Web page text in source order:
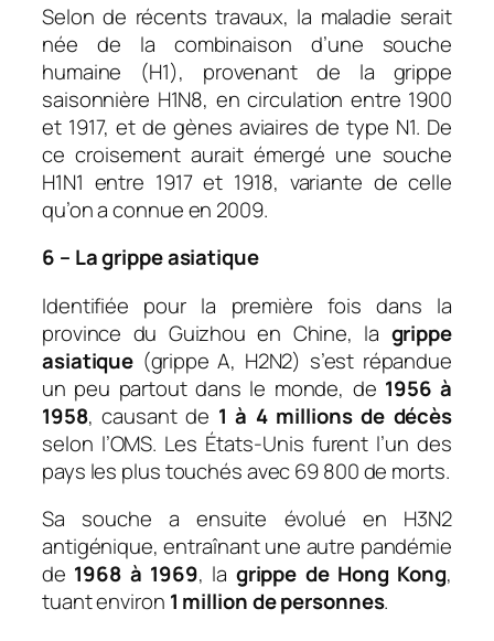
Selon de récents travaux, la maladie serait
née de la combinaison d’une souche
humaine (H1), provenant de la grippe
saisonnière H1N8, en circulation entre 1900
et 1917, et de gènes aviaires de type N1. De
ce croisement aurait émergé une souche
H1N1 entre 1917 et 1918, variante de celle
qu’on a connue en 2009.
6 – La grippe asiatique
Identifiée pour la première fois dans la
province du Guizhou en Chine, la grippe
asiatique (grippe A, H2N2) s’est répandue
un peu partout dans le monde, de 1956 à
1958, causant de 1 à 4 millions de décès
selon l’OMS. Les États-Unis furent l’un des
pays les plus touchés avec 69 800 de morts.
Sa souche a ensuite évolué en H3N2
antigénique, entraînant une autre pandémie
de 1968 à 1969, la grippe de Hong Kong,
tuant environ 1 million de personnes.